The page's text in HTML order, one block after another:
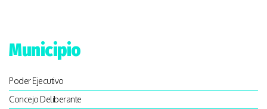
Municipio
Poder Ejecutivo
Concejo Deliberante